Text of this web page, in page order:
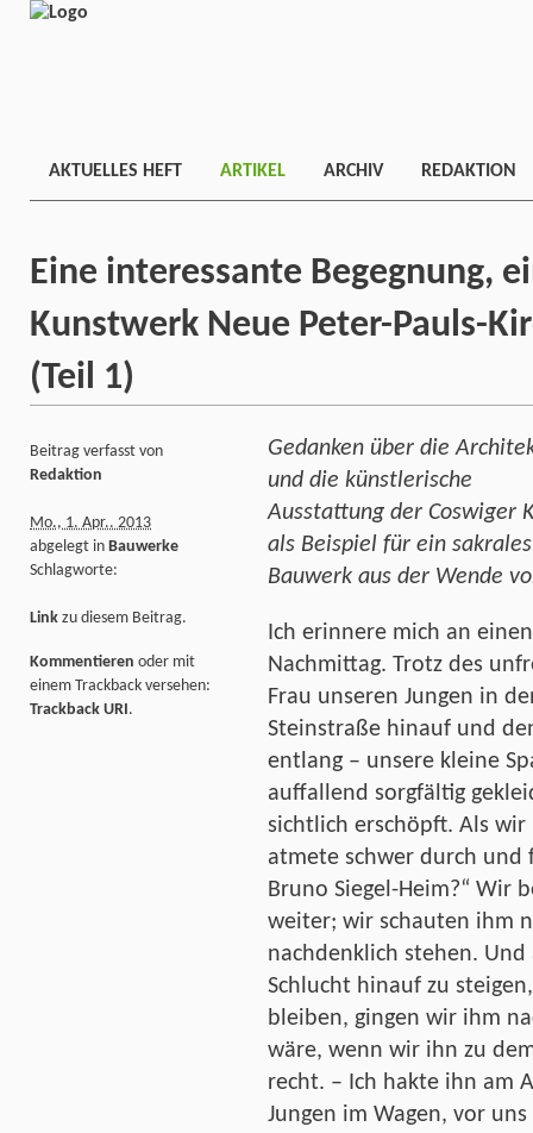
AKTUELLES HEFT ARTIKEL ARCHIV REDAKTION
Eine interessante Begegnung,
Kunstwerk Neue Peter-Pauls-
(Teil 1)
Gedanken über die
und die künstlerische
Ausstattung der Coswiger
als Beispiel für ein sakrales
Bauwerk aus der Wende
Ich erinnere mich an
Nachmittag. Trotz des
Frau unseren Jungen in
Steinstraße hinauf und
entlang – unsere kleine
auffallend sorgfältig
sichtlich erschöpft. Als
atmete schwer durch und
Bruno Siegel-Heim?“ Wir
weiter; wir schauten ihm
nachdenklich stehen.
Schlucht hinauf zu
bleiben, gingen wir ihm
wäre, wenn wir ihn zu
recht. – Ich hakte ihn am
Jungen im Wagen, vor
Beitrag verfasst von
Redaktion
Mo., 1. Apr.. 2013
abgelegt in Bauwerke
Schlagworte:
Link zu diesem Beitrag.
Kommentieren oder mit
einem Trackback versehen:
Trackback URI.